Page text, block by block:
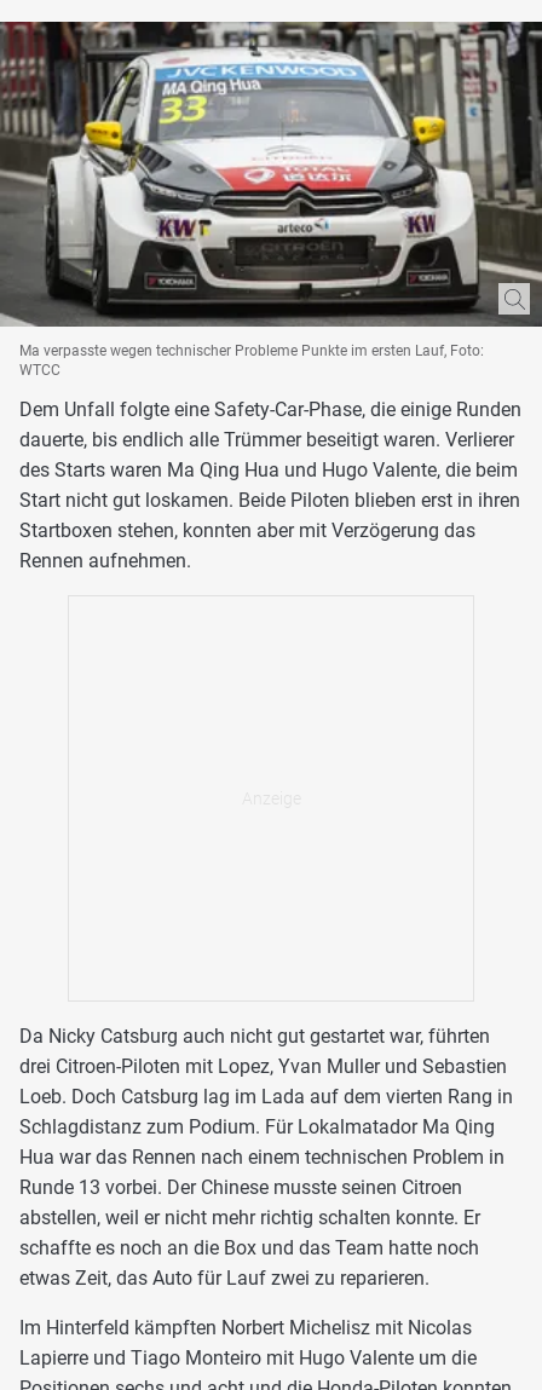
Ma verpasste wegen technischer Probleme Punkte im ersten Lauf, Foto:
WTCC
Dem Unfall folgte eine Safety-Car-Phase, die einige Runden
dauerte, bis endlich alle Trümmer beseitigt waren. Verlierer
des Starts waren Ma Qing Hua und Hugo Valente, die beim
Start nicht gut loskamen. Beide Piloten blieben erst in ihren
Startboxen stehen, konnten aber mit Verzögerung das
Rennen aufnehmen.
Da Nicky Catsburg auch nicht gut gestartet war, führten
drei Citroen-Piloten mit Lopez, Yvan Muller und Sebastien
Loeb. Doch Catsburg lag im Lada auf dem vierten Rang in
Schlagdistanz zum Podium. Für Lokalmatador Ma Qing
Hua war das Rennen nach einem technischen Problem in
Runde 13 vorbei. Der Chinese musste seinen Citroen
abstellen, weil er nicht mehr richtig schalten konnte. Er
schaffte es noch an die Box und das Team hatte noch
etwas Zeit, das Auto für Lauf zwei zu reparieren.
Im Hinterfeld kämpften Norbert Michelisz mit Nicolas
Lapierre und Tiago Monteiro mit Hugo Valente um die